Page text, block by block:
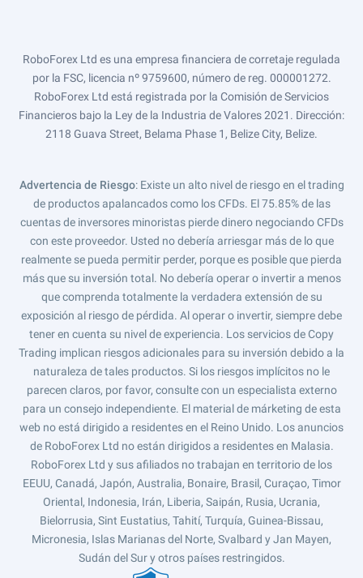
RoboForex Ltd es una empresa financiera de corretaje regulada
por la FSC, licencia nº 9759600, número de reg. 000001272.
RoboForex Ltd está registrada por la Comisión de Servicios
Financieros bajo la Ley de la Industria de Valores 2021. Dirección:
2118 Guava Street, Belama Phase 1, Belize City, Belize.
Advertencia de Riesgo: Existe un alto nivel de riesgo en el trading
de productos apalancados como los CFDs. El 75.85% de las
cuentas de inversores minoristas pierde dinero negociando CFDs
con este proveedor. Usted no debería arriesgar más de lo que
realmente se pueda permitir perder, porque es posible que pierda
más que su inversión total. No debería operar o invertir a menos
que comprenda totalmente la verdadera extensión de su
exposición al riesgo de pérdida. Al operar o invertir, siempre debe
tener en cuenta su nivel de experiencia. Los servicios de Copy
Trading implican riesgos adicionales para su inversión debido a la
naturaleza de tales productos. Si los riesgos implícitos no le
parecen claros, por favor, consulte con un especialista externo
para un consejo independiente. El material de márketing de esta
web no está dirigido a residentes en el Reino Unido. Los anuncios
de RoboForex Ltd no están dirigidos a residentes en Malasia.
RoboForex Ltd y sus afiliados no trabajan en territorio de los
EEUU, Canadá, Japón, Australia, Bonaire, Brasil, Curaçao, Timor
Oriental, Indonesia, Irán, Liberia, Saipán, Rusia, Ucrania,
Bielorrusia, Sint Eustatius, Tahití, Turquía, Guinea-Bissau,
Micronesia, Islas Marianas del Norte, Svalbard y Jan Mayen,
Sudán del Sur y otros países restringidos.